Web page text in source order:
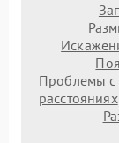
Проблемы с
расстояниях